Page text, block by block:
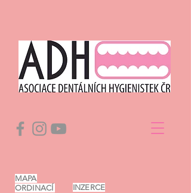
INZERCE
MAPA
ORDINACÍ